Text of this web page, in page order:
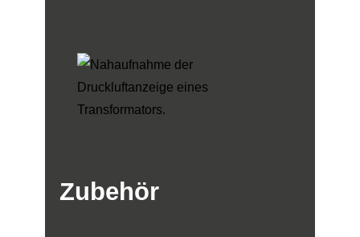
Zubehör